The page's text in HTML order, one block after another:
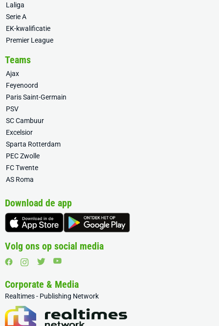
Laliga
Serie A
EK-kwalificatie
Premier League
Teams
Ajax
Feyenoord
Paris Saint-Germain
PSV
SC Cambuur
Excelsior
Sparta Rotterdam
PEC Zwolle
FC Twente
AS Roma
Download de app
Volg ons op social media
Corporate & Media
Realtimes - Publishing Network